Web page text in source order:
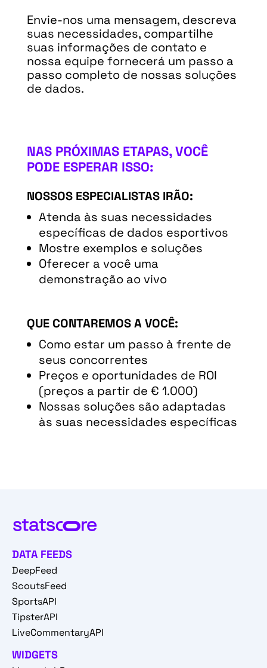
Envie-nos uma mensagem, descreva
suas necessidades, compartilhe
suas informações de contato e
nossa equipe fornecerá um passo a
passo completo de nossas soluções
de dados.
NAS PRÓXIMAS ETAPAS, VOCÊ
PODE ESPERAR ISSO:
NOSSOS ESPECIALISTAS IRÃO:
Atenda às suas necessidades
específicas de dados esportivos
Mostre exemplos e soluções
Oferecer a você uma
demonstração ao vivo
QUE CONTAREMOS A VOCÊ:
Como estar um passo à frente de
seus concorrentes
Preços e oportunidades de ROI
(preços a partir de € 1.000)
Nossas soluções são adaptadas
às suas necessidades específicas
DATA FEEDS
DeepFeed
ScoutsFeed
SportsAPI
TipsterAPI
LiveCommentaryAPI
WIDGETS